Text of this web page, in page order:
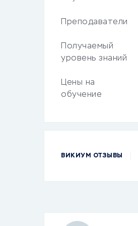
Преподаватели
Получаемый
уровень знаний
Цены на
обучение
ВИКИУМ ОТЗЫВЫ